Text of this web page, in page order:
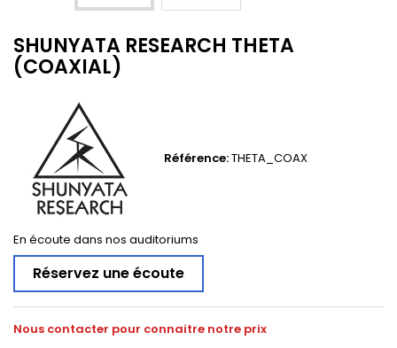
SHUNYATA RESEARCH THETA
(COAXIAL)
Référence:THETA_COAX
En écoute dans nos auditoriums
Réservez une écoute
Nous contacter pour connaitre notre prix